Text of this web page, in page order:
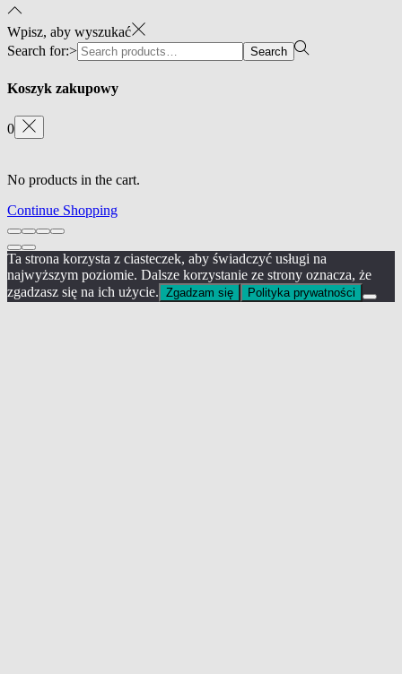
Wpisz, aby wyszukać
Search for:>
Search
Koszyk zakupowy
0
No products in the cart.
Continue Shopping
Ta strona korzysta z ciasteczek, aby świadczyć usługi na
najwyższym poziomie. Dalsze korzystanie ze strony oznacza, że
zgadzasz się na ich użycie. Zgadzam się Polityka prywatności